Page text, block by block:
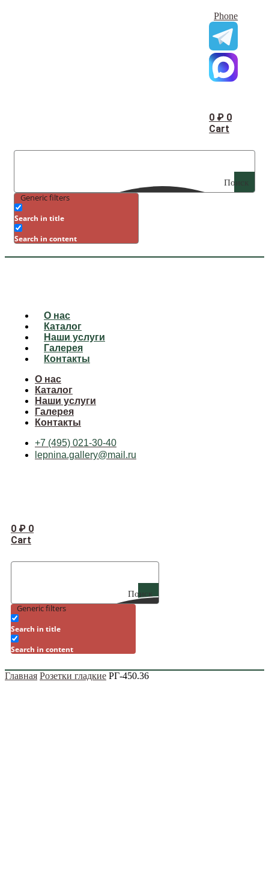
Phone
0 ₽ 0
Cart
Поиск
Generic filters
Search in title
Search in content
О нас
Каталог
Наши услуги
Галерея
Контакты
О нас
Каталог
Наши услуги
Галерея
Контакты
+7 (495) 021-30-40
lepnina.gallery@mail.ru
0 ₽ 0
Cart
Поиск
Generic filters
Search in title
Search in content
Главная Розетки гладкие РГ-450.36